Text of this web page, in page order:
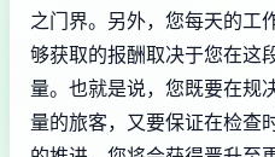
之门界。另外，您每天的工
够获取的报酬取决于您在这
量。也就是说，您既要在规
量的旅客，又要保证在检查